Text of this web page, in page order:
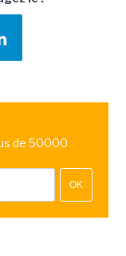
de 50000
OK